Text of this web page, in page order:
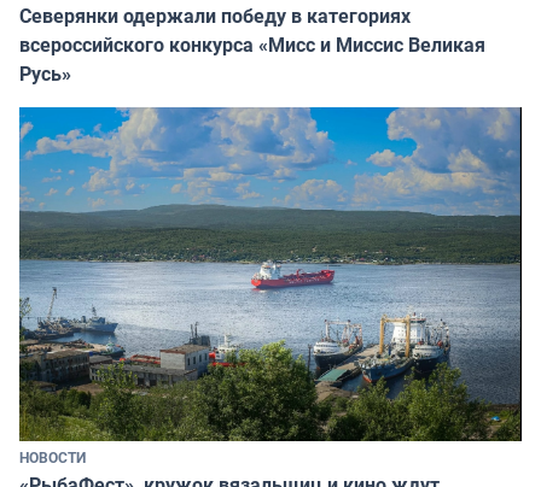
Северянки одержали победу в категориях
всероссийского конкурса «Мисс и Миссис Великая
Русь»
НОВОСТИ